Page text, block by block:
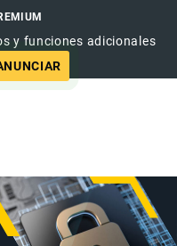
y funciones adicionales